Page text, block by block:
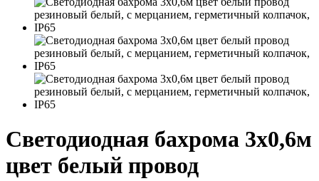
Светодиодная бахрома 3х0,6м
цвет белый провод